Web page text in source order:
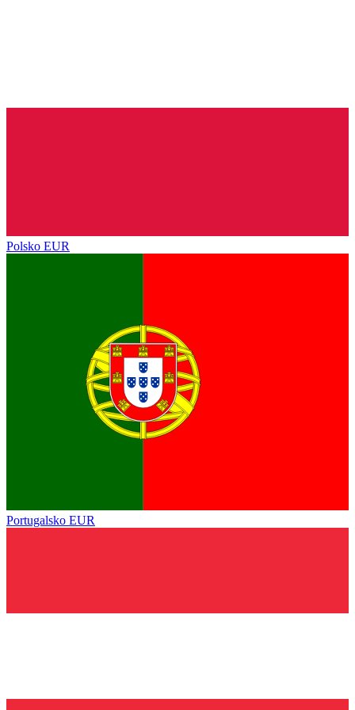
Polsko EUR
Portugalsko EUR